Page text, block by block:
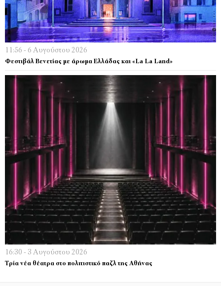
11:56 - 6 Αυγούστου 2026
Φεστιβάλ Βενετίας με άρωμα Ελλάδας και «La La Land»
16:30 - 3 Αυγούστου 2026
Τρία νέα θέατρα στο πολιτιστικό παζλ της Αθήνας